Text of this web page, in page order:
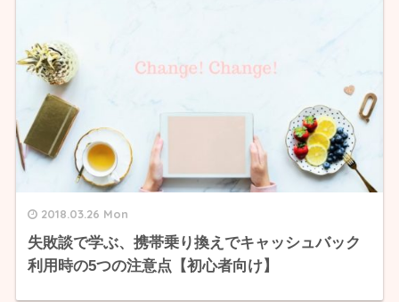
2018.03.26 Mon
失敗談で学ぶ、携帯乗り換えでキャッシュバック
利用時の5つの注意点【初心者向け】